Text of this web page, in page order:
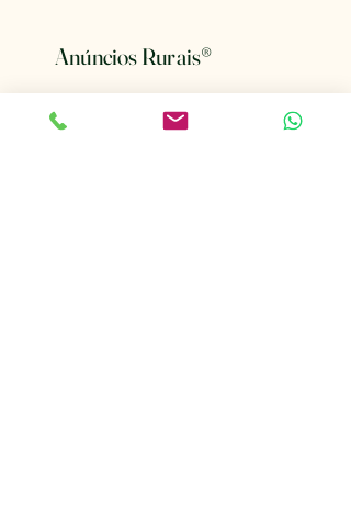
Anúncios Rurais®
Conectando o Mundo Rural